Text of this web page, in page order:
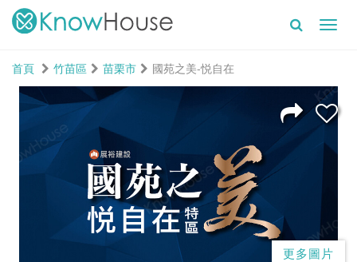
首頁
竹苗區 苗栗市 國苑之美-悦自在
更多圖片